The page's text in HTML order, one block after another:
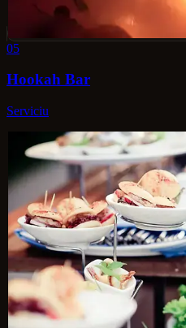
05
Hookah Bar
Serviciu